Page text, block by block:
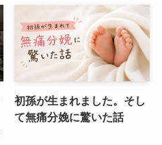
初孫が生まれました。そし
て無痛分娩に驚いた話